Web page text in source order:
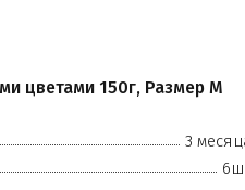
цветами 150г, Размер М
3